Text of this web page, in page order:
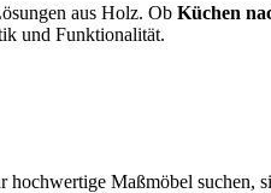
aus Holz. Ob Küchen
und Funktionalität.
Maßmöbel suchen,